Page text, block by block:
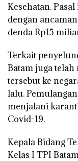
Kesehatan.
dengan
denda Rp15
Terkait
Batam juga
tersebut ke
lalu.
menjalani
Covid-19.
Kepala Bidang
Kelas I TPI